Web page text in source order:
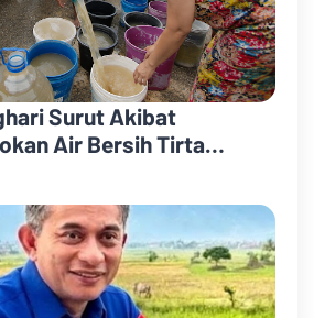
Surut Akibat
Air Bersih Tirta